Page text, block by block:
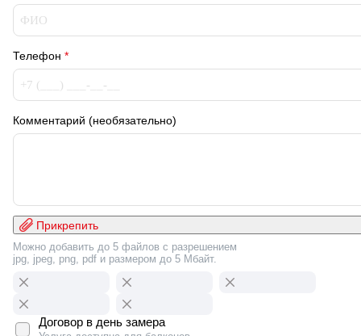
Телефон *
Комментарий (необязательно)
Прикрепить
Можно добавить до 5 файлов с разрешением
jpg, jpeg, png, pdf и размером до 5 Мбайт.
Договор в день замера